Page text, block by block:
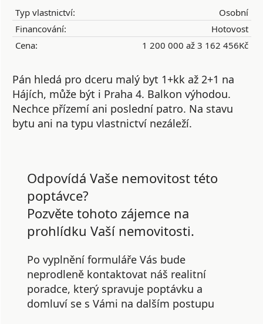
Typ vlastnictví:
Osobní
Financování:
Hotovost
Cena:
1 200 000 až 3 162 456Kč
Pán hledá pro dceru malý byt 1+kk až 2+1 na
Hájích, může být i Praha 4. Balkon výhodou.
Nechce přízemí ani poslední patro. Na stavu
bytu ani na typu vlastnictví nezáleží.
Odpovídá Vaše nemovitost této
poptávce?
Pozvěte tohoto zájemce na
prohlídku Vaší nemovitosti.
Po vyplnění formuláře Vás bude
neprodleně kontaktovat náš realitní
poradce, který spravuje poptávku a
domluví se s Vámi na dalším postupu